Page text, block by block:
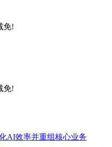
免!
免!
AI效率并重组核心业务